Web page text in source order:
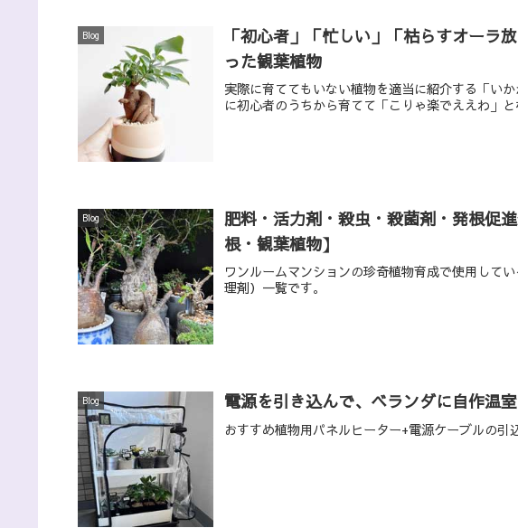
Blog
「初心者」「忙しい」「枯らすオーラ
った観葉植物
実際に育ててもいない植物を適当に紹介する「い
に初心者のうちから育てて「こりゃ楽でええわ」
Blog
肥料・活力剤・殺虫・殺菌剤・発根促
根・観葉植物】
ワンルームマンションの珍奇植物育成で使用して
理剤）一覧です。
Blog 電源を引き込んで、ベランダに自作温
おすすめ植物用パネルヒーター+電源ケーブルの引